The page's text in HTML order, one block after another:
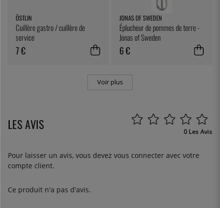
ÖSTLIN
Cuillère gastro / cuillère de
service
7 €
JONAS OF SWEDEN
Éplucheur de pommes de terre -
Jonas of Sweden
6 €
Voir plus
LES AVIS 0 Les Avis
Pour laisser un avis, vous devez vous connecter avec votre
compte client.
Ce produit n'a pas d'avis.